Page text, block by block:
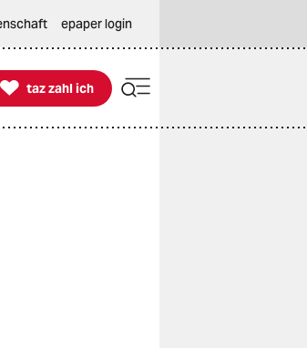
epaper login

taz zahl ich
taz zahl ich